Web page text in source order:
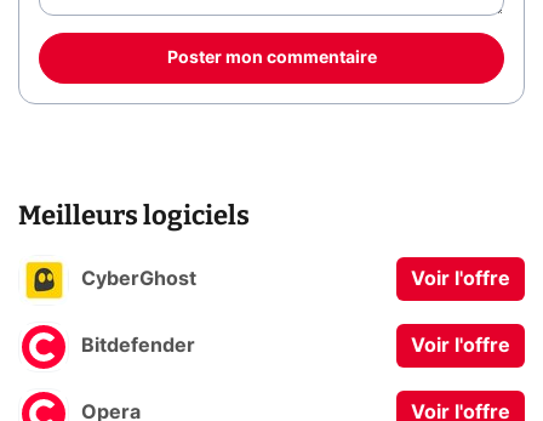
Poster mon commentaire
Meilleurs logiciels
CyberGhost Voir l'offre
Bitdefender Voir l'offre
Opera Voir l'offre